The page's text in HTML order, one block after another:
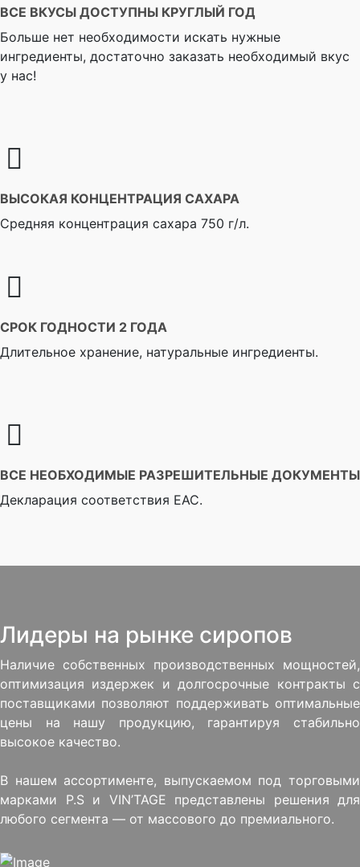
ВСЕ ВКУСЫ ДОСТУПНЫ КРУГЛЫЙ ГОД
Больше нет необходимости искать нужные
ингредиенты, достаточно заказать необходимый вкус
у нас!
ВЫСОКАЯ КОНЦЕНТРАЦИЯ САХАРА
Cредняя концентрация сахара 750 г/л.
СРОК ГОДНОСТИ 2 ГОДА
Длительное хранение, натуральные ингредиенты.
ВСЕ НЕОБХОДИМЫЕ РАЗРЕШИТЕЛЬНЫЕ ДОКУМЕНТЫ
Декларация соответствия EAC.
Лидеры на рынке сиропов
Наличие собственных производственных мощностей,
оптимизация издержек и долгосрочные контракты с
поставщиками позволяют поддерживать оптимальные
цены на нашу продукцию, гарантируя стабильно
высокое качество.
В нашем ассортименте, выпускаемом под торговыми
марками P.S и VIN’TAGE представлены решения для
любого сегмента — от массового до премиального.